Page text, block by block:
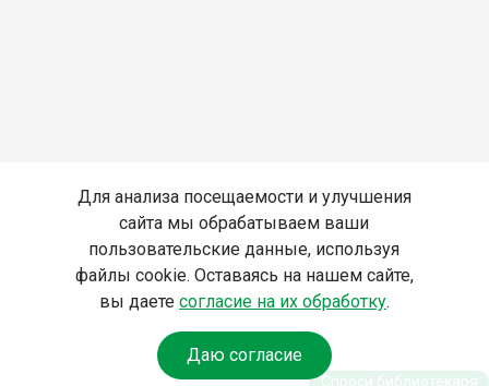
Для анализа посещаемости и улучшения
сайта мы обрабатываем ваши
пользовательские данные, используя
файлы cookie. Оставаясь на нашем сайте,
вы даете согласие на их обработку.
Даю согласие
Спроси библиотекаря